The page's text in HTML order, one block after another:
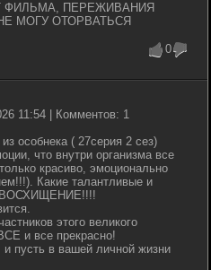
ФИЛЬМА, ПЕРЕЖИВАНИЯ
МОГУ ОТОРВАТЬСЯ
0
11:54 | Комментов: 1
особнека ( 27серия 2 сез)
что внутри организма все
красиво, эмоционально
Какие талантливые и
ВОСХИЩЕНИЕ!!!!
этого великого
и все прекрасно!
пусть в вашей личной жизни